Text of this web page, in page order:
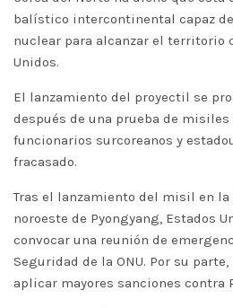
balístico intercontinental capaz
nuclear para alcanzar el territorio
Unidos.
El lanzamiento del proyectil se
después de una prueba de
funcionarios surcoreanos y
fracasado.
Tras el lanzamiento del misil en
noroeste de Pyongyang, Estados
convocar una reunión de
Seguridad de la ONU. Por su
aplicar mayores sanciones contra